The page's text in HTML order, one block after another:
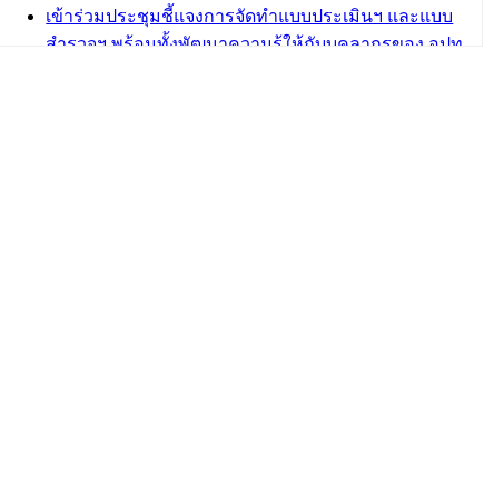
เข้าร่วมประชุมชี้แจงการจัดทำแบบประเมินฯ และแบบ
สำรวจฯ พร้อมทั้งพัฒนาความรู้ให้กับบุคลากรของ อปท.